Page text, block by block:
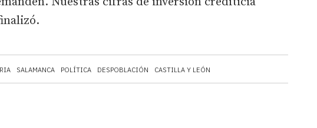
SALAMANCA POLÍTICA DESPOBLACIÓN CASTILLA Y LEÓN